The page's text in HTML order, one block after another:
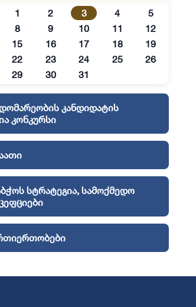
1 2 3 4
5
8 9 10 11
12
15 16 17 18
19
22 23 24 25
26
29 30 31
კანდიდატის
კონკურსი
სტრატეგია, სამოქმედო